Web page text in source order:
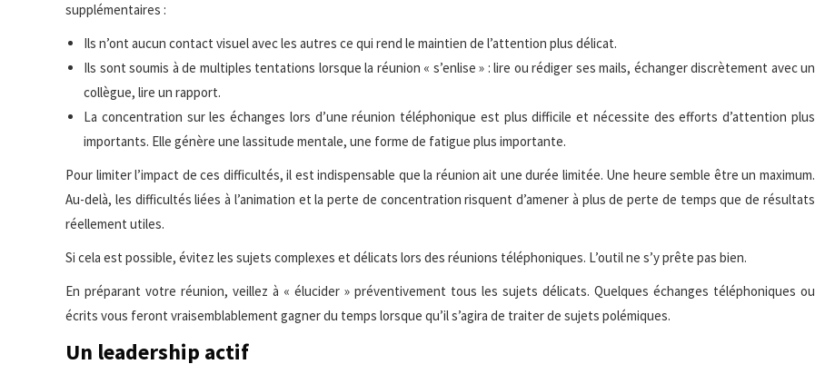
supplémentaires :
Ils n’ont aucun contact visuel avec les autres ce qui rend le maintien de l’attention plus délicat.
Ils sont soumis à de multiples tentations lorsque la réunion « s’enlise » : lire ou rédiger ses mails, échanger discrètement avec un
collègue, lire un rapport.
La concentration sur les échanges lors d’une réunion téléphonique est plus difficile et nécessite des efforts d’attention plus
importants. Elle génère une lassitude mentale, une forme de fatigue plus importante.
Pour limiter l’impact de ces difficultés, il est indispensable que la réunion ait une durée limitée. Une heure semble être un maximum.
Au-delà, les difficultés liées à l’animation et la perte de concentration risquent d’amener à plus de perte de temps que de résultats
réellement utiles.
Si cela est possible, évitez les sujets complexes et délicats lors des réunions téléphoniques. L’outil ne s’y prête pas bien.
En préparant votre réunion, veillez à « élucider » préventivement tous les sujets délicats. Quelques échanges téléphoniques ou
écrits vous feront vraisemblablement gagner du temps lorsque qu’il s’agira de traiter de sujets polémiques.
Un leadership actif